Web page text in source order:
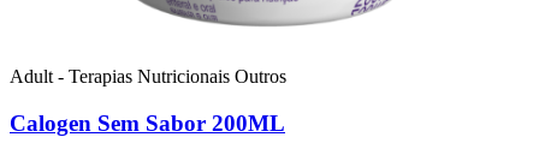
Adult - Terapias Nutricionais Outros
Calogen Sem Sabor 200ML